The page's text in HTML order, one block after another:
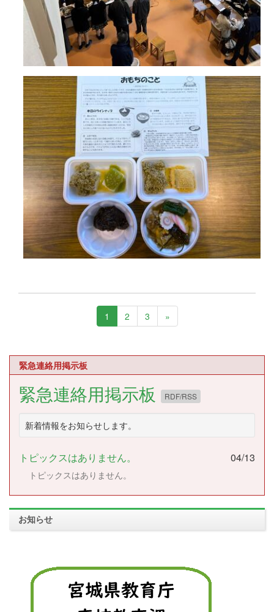
1 2 3 »
緊急連絡用掲示板
緊急連絡用掲示板 RDF/RSS
新着情報をお知らせします。
トピックスはありません。 04/13
トピックスはありません。
お知らせ